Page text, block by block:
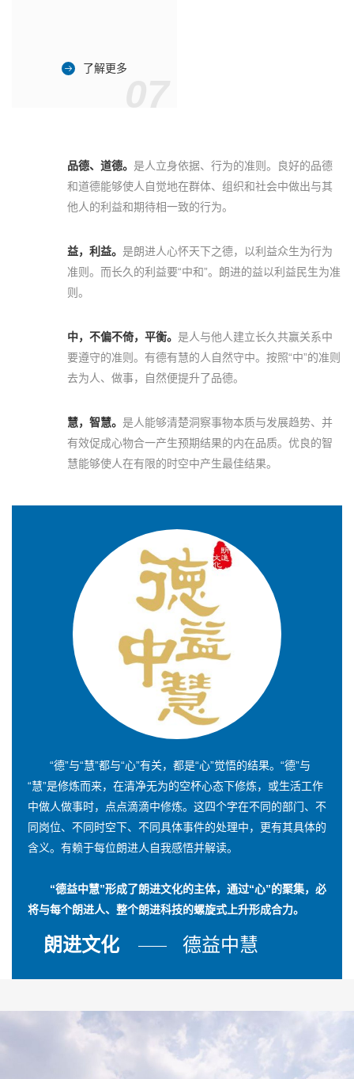
了解更多
品德、道德。 是人立身依据、行为的准则。良好的品德
和道德能够使人自觉地在群体、组织和社会中做出与其
他人的利益和期待相一致的行为。
益，利益。 是朗进人心怀天下之德，以利益众生为行为
准则。而长久的利益要“中和”。朗进的益以利益民生为准
则。
中，不偏不倚，平衡。 是人与他人建立长久共赢关系中
要遵守的准则。有德有慧的人自然守中。按照“中”的准则
去为人、做事，自然便提升了品德。
慧，智慧。 是人能够清楚洞察事物本质与发展趋势、并
有效促成心物合一产生预期结果的内在品质。优良的智
慧能够使人在有限的时空中产生最佳结果。
“德”与“慧”都与“心”有关，都是“心”觉悟的结果。“德”与
“慧”是修炼而来，在清净无为的空杯心态下修炼，或生活工作
中做人做事时，点点滴滴中修炼。这四个字在不同的部门、不
同岗位、不同时空下、不同具体事件的处理中，更有其具体的
含义。有赖于每位朗进人自我感悟并解读。
“德益中慧”形成了朗进文化的主体，通过“心”的聚集，必
将与每个朗进人、整个朗进科技的螺旋式上升形成合力。
朗进文化 德益中慧